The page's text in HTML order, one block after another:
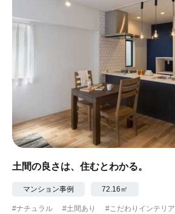
#眺望最高 #水辺の住まい
土間の良さは、住むとわかる。
マンション事例 72.16㎡
#ナチュラル #土間あり #こだわりインテリア